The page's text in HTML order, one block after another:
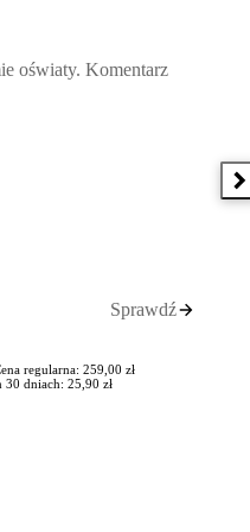
Komentarz, Mateusz
oświaty. Komentarz
Sprawdź
regularna: 259,00 zł
30 dniach: 25,90 zł